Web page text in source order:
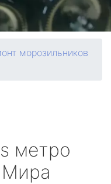
морозильников
метро